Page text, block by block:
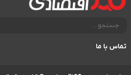
تماس با ما